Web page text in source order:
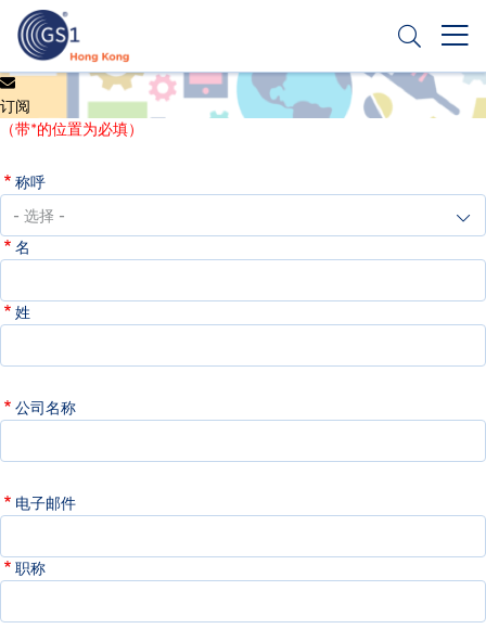
主
要
内
Header
Top
Menu
申请条码
订阅
（带*的位置为必填）
称呼
名
姓
公司名称
电子邮件
职称